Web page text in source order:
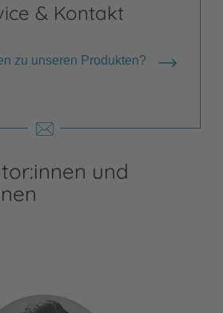
& Kontakt
zu unseren Produkten?
und